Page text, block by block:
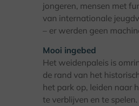
jongeren, mensen met
van internationale
– er werden geen
Mooi ingebed
Het weidenpaleis is
de rand van het
het park op, leiden naar
te verblijven en te